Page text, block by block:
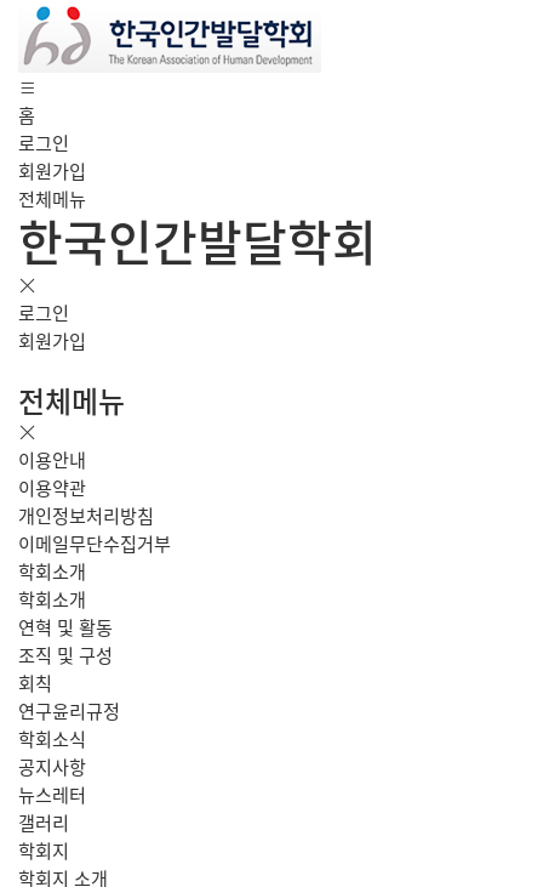
홈
로그인
회원가입
전체메뉴
한국인간발달학회
로그인
회원가입
전체메뉴
이용안내
이용약관
개인정보처리방침
이메일무단수집거부
학회소개
학회소개
연혁 및 활동
조직 및 구성
회칙
연구윤리규정
학회소식
공지사항
뉴스레터
갤러리
학회지
학회지 소개